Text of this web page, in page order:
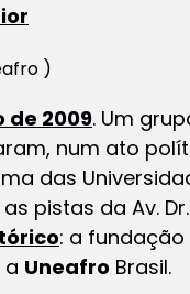
)
de 2009. Um
num ato
das
pistas da Av.
: a fundação
a Uneafro Brasil.